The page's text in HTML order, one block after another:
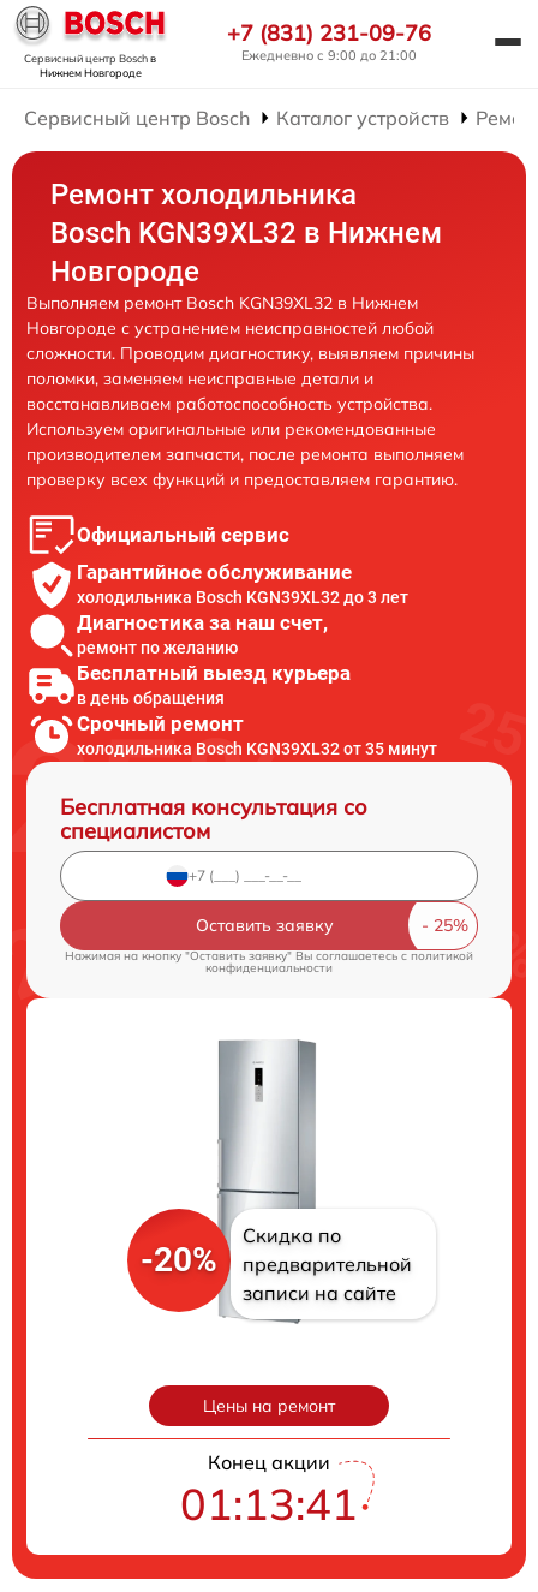
Сервисный центр Boschв
Нижнем Новгороде
+7 (831) 231-09-76
Ежедневно с 9:00 до 21:00
Сервисный центр Bosch Каталог устройств
Ремонт холодильника
Bosch KGN39XL32 в Нижнем
Новгороде
Выполняем ремонт Bosch KGN39XL32 в Нижнем
Новгороде с устранением неисправностей любой
сложности. Проводим диагностику, выявляем причины
поломки, заменяем неисправные детали и
восстанавливаем работоспособность устройства.
Используем оригинальные или рекомендованные
производителем запчасти, после ремонта выполняем
проверку всех функций и предоставляем гарантию.
Официальный сервис
Гарантийное обслуживание
холодильника Bosch KGN39XL32 до 3 лет
Диагностика за наш счет,
ремонт по желанию
Бесплатный выезд курьера
в день обращения
Срочный ремонт
холодильника Bosch KGN39XL32 от 35 минут
Бесплатная консультация со
специалистом
Оставить заявку
Нажимая на кнопку "Оставить заявку" Вы соглашаетесь cполитикой
конфиденциальности
-20%
Скидка по
предварительной
записи на сайте
Цены на ремонт
Конец акции
01:13:40